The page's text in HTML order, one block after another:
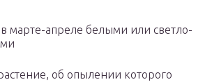
марте-апреле белыми или светло-
об опылении которого